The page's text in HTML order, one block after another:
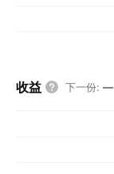
收益 下一份: —